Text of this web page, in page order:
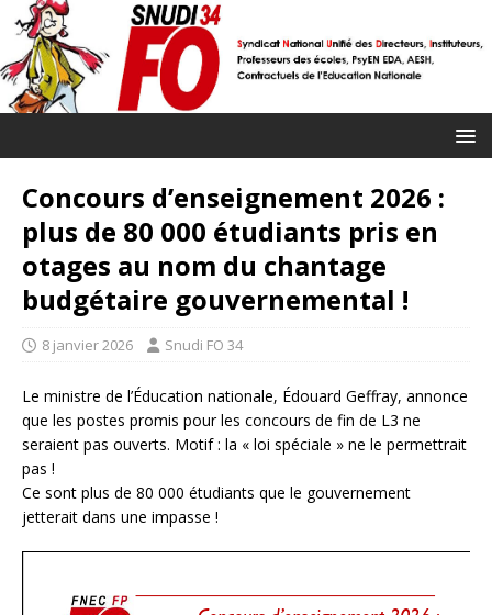
Concours d’enseignement 2026 :
plus de 80 000 étudiants pris en
otages au nom du chantage
budgétaire gouvernemental !
8 janvier 2026 Snudi FO 34
Le ministre de l’Éducation nationale, Édouard Geffray, annonce
que les postes promis pour les concours de fin de L3 ne
seraient pas ouverts. Motif : la « loi spéciale » ne le permettrait
pas !
Ce sont plus de 80 000 étudiants que le gouvernement
jetterait dans une impasse !